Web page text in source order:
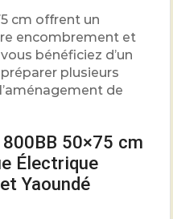
cm offrent un
encombrement et
bénéficiez d’un
plusieurs
de
50×75 cm
Électrique
Yaoundé